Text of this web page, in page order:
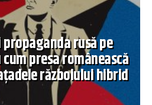
rusă pe
presa românească
războiului hibrid